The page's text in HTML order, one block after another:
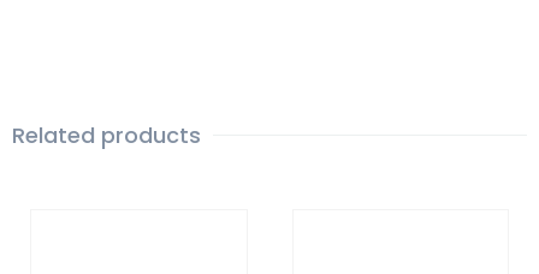
Related products